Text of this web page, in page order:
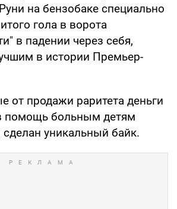
на бензобаке специально
гола в ворота
в падении через себя,
в истории Премьер-
от продажи раритета деньги
помощь больным детям
уникальный байк.